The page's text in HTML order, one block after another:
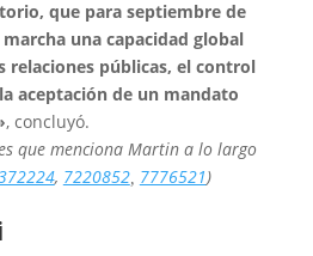
que para septiembre de
una capacidad global
relaciones públicas, el control
aceptación de un mandato
, concluyó.
que menciona Martin a lo largo
, 7220852, 7776521)